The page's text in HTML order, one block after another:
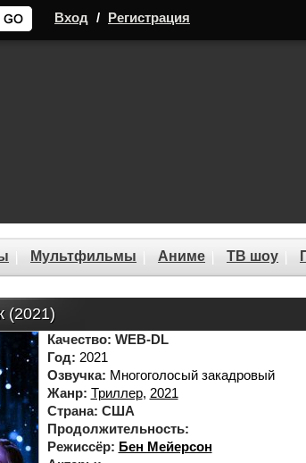
Вход / Регистрация
Мультфильмы Аниме ТВ шоу
(2021)
Качество: WEB-DL
Год: 2021
Озвучка: Многоголосый закадровый
Жанр: Триллер, 2021
Страна: США
Продолжительность:
Режиссёр: Бен Мейерсон